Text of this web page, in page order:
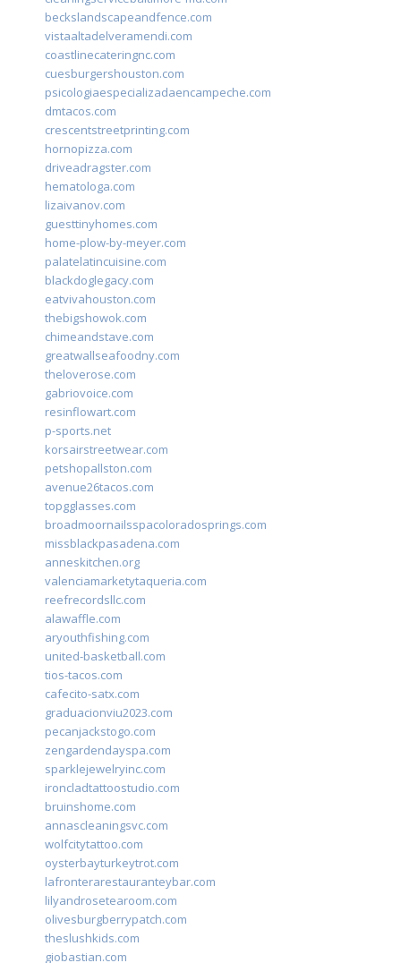
beckslandscapeandfence.com
vistaaltadelveramendi.com
coastlinecateringnc.com
cuesburgershouston.com
psicologiaespecializadaencampeche.com
dmtacos.com
crescentstreetprinting.com
hornopizza.com
driveadragster.com
hematologa.com
lizaivanov.com
guesttinyhomes.com
home-plow-by-meyer.com
palatelatincuisine.com
blackdoglegacy.com
eatvivahouston.com
thebigshowok.com
chimeandstave.com
greatwallseafoodny.com
theloverose.com
gabriovoice.com
resinflowart.com
p-sports.net
korsairstreetwear.com
petshopallston.com
avenue26tacos.com
topgglasses.com
broadmoornailsspacoloradosprings.com
missblackpasadena.com
anneskitchen.org
valenciamarketytaqueria.com
reefrecordsllc.com
alawaffle.com
aryouthfishing.com
united-basketball.com
tios-tacos.com
cafecito-satx.com
graduacionviu2023.com
pecanjackstogo.com
zengardendayspa.com
sparklejewelryinc.com
ironcladtattoostudio.com
bruinshome.com
annascleaningsvc.com
wolfcitytattoo.com
oysterbayturkeytrot.com
lafronterarestauranteybar.com
lilyandrosetearoom.com
olivesburgberrypatch.com
theslushkids.com
giobastian.com